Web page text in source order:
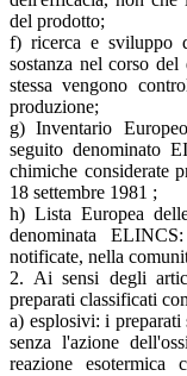
del prodotto;
f) ricerca e sviluppo
sostanza nel corso
stessa vengono
produzione;
g) Inventario
seguito denominato
chimiche considerate
18 settembre 1981 ;
h) Lista Europea
denominata
notificate, nella
2. Ai sensi degli
preparati classificati
a) esplosivi: i
senza l'azione
reazione